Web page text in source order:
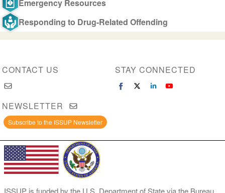
Emergency Resources
Responding to Drug-Related Offending
CONTACT US STAY CONNECTED
NEWSLETTER
Subscribe to the ISSUP Newsletter
ISSUP is funded by the U.S. Department of State via the Bureau